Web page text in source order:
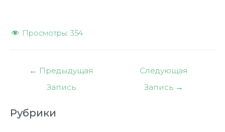
Просмотры: 354
Навигация
← Предыдущая
Запись
Следующая
Запись →
Рубрики